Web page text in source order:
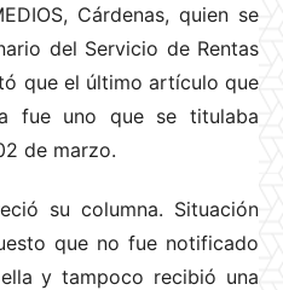
Cárdenas, quien se
del Servicio de Rentas
que el último artículo que
fue uno que se titulaba
de marzo.
su columna. Situación
que no fue notificado
y tampoco recibió una